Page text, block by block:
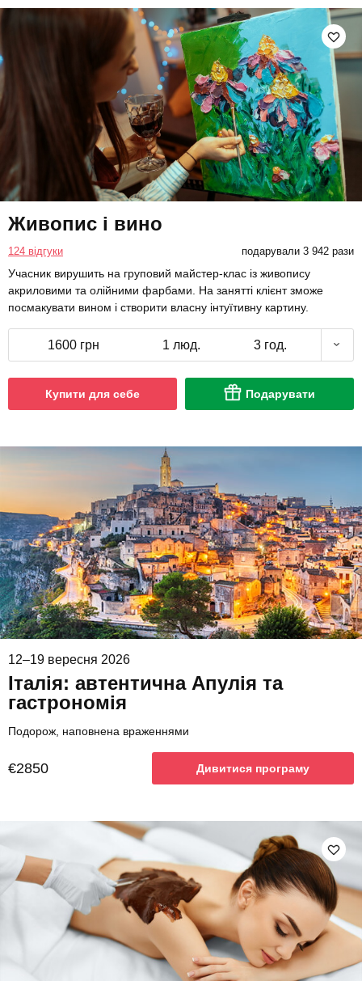
Живопис і вино
124 відгуки подарували 3 942 рази
Учасник вирушить на груповий майстер-клас із живопису
акриловими та олійними фарбами. На занятті клієнт зможе
посмакувати вином і створити власну інтуїтивну картину.
1600 грн 1 люд. 3 год.
Купити для себе Подарувати
12–19 вересня 2026
Італія: автентична Апулія та
гастрономія
Подорож, наповнена враженнями
€2850 Дивитися програму